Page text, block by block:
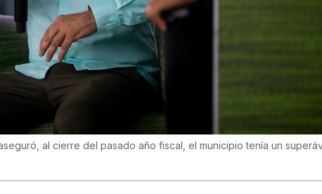
al cierre del pasado año fiscal, el municipio tenía un